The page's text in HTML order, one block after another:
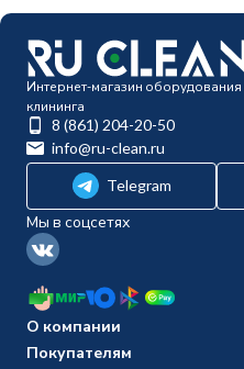
Интернет-магазин
клининга
8 (861) 204-20-50
info@ru-clean.ru
Telegram
Мы в соцсетях
О компании
Покупателям